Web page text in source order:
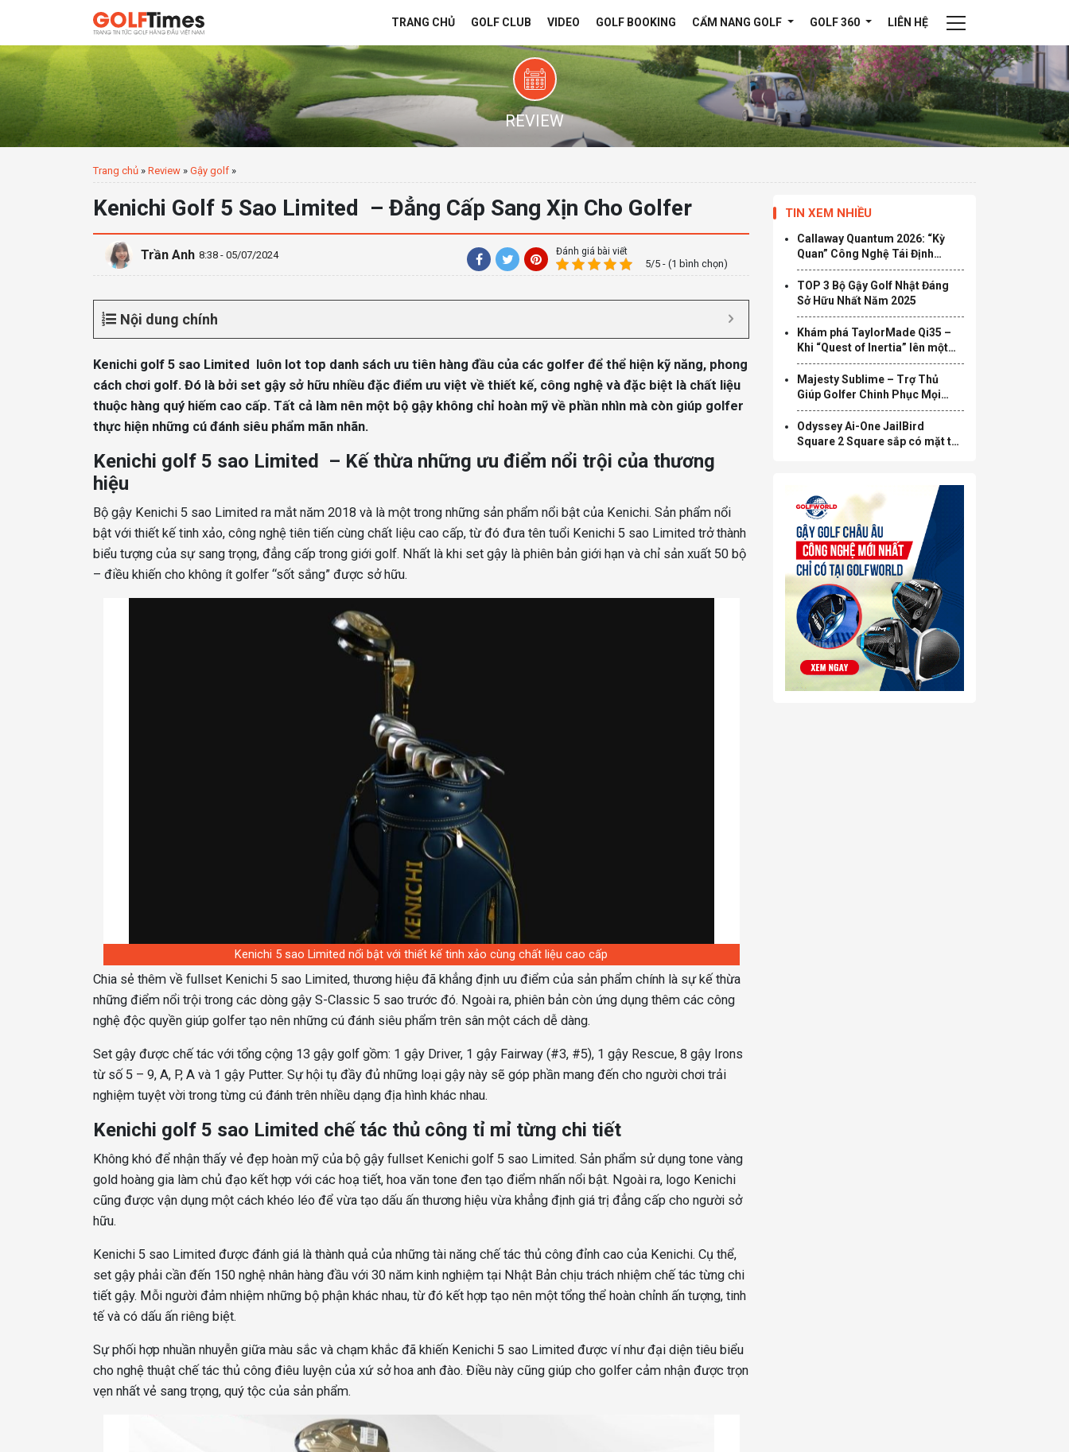
TRANG CHỦ GOLF CLUB VIDEO GOLF BOOKING CẨM NANG GOLF GOLF 360 LIÊN HỆ
REVIEW
Trang chủ » Review » Gậy golf »
Kenichi Golf 5 Sao Limited – Đẳng Cấp Sang Xịn Cho Golfer
Trần Anh 8:38 - 05/07/2024 Đánh giá bài viết
5/5 - (1 bình chọn)
Nội dung chính
Kenichi golf 5 sao Limited luôn lot top danh sách ưu tiên hàng đầu của các golfer để thể hiện kỹ năng, phong
cách chơi golf. Đó là bởi set gậy sở hữu nhiều đặc điểm ưu việt về thiết kế, công nghệ và đặc biệt là chất liệu
thuộc hàng quý hiếm cao cấp. Tất cả làm nên một bộ gậy không chỉ hoàn mỹ về phần nhìn mà còn giúp golfer
thực hiện những cú đánh siêu phẩm mãn nhãn.
Kenichi golf 5 sao Limited – Kế thừa những ưu điểm nổi trội của thương
hiệu
Bộ gậy Kenichi 5 sao Limited ra mắt năm 2018 và là một trong những sản phẩm nổi bật của Kenichi. Sản phẩm nổi
bật với thiết kế tinh xảo, công nghệ tiên tiến cùng chất liệu cao cấp, từ đó đưa tên tuổi Kenichi 5 sao Limited trở thành
biểu tượng của sự sang trọng, đẳng cấp trong giới golf. Nhất là khi set gậy là phiên bản giới hạn và chỉ sản xuất 50 bộ
– điều khiến cho không ít golfer “sốt sắng” được sở hữu.
Kenichi 5 sao Limited nổi bật với thiết kế tinh xảo cùng chất liệu cao cấp
Chia sẻ thêm về fullset Kenichi 5 sao Limited, thương hiệu đã khẳng định ưu điểm của sản phẩm chính là sự kế thừa
những điểm nổi trội trong các dòng gậy S-Classic 5 sao trước đó. Ngoài ra, phiên bản còn ứng dụng thêm các công
nghệ độc quyền giúp golfer tạo nên những cú đánh siêu phẩm trên sân một cách dễ dàng.
Set gậy được chế tác với tổng cộng 13 gậy golf gồm: 1 gậy Driver, 1 gậy Fairway (#3, #5), 1 gậy Rescue, 8 gậy Irons
từ số 5 – 9, A, P, A và 1 gậy Putter. Sự hội tụ đầy đủ những loại gậy này sẽ góp phần mang đến cho người chơi trải
nghiệm tuyệt vời trong từng cú đánh trên nhiều dạng địa hình khác nhau.
Kenichi golf 5 sao Limited chế tác thủ công tỉ mỉ từng chi tiết
Không khó để nhận thấy vẻ đẹp hoàn mỹ của bộ gậy fullset Kenichi golf 5 sao Limited. Sản phẩm sử dụng tone vàng
gold hoàng gia làm chủ đạo kết hợp với các hoạ tiết, hoa văn tone đen tạo điểm nhấn nổi bật. Ngoài ra, logo Kenichi
cũng được vận dụng một cách khéo léo để vừa tạo dấu ấn thương hiệu vừa khẳng định giá trị đẳng cấp cho người sở
hữu.
Kenichi 5 sao Limited được đánh giá là thành quả của những tài năng chế tác thủ công đỉnh cao của Kenichi. Cụ thể,
set gậy phải cần đến 150 nghệ nhân hàng đầu với 30 năm kinh nghiệm tại Nhật Bản chịu trách nhiệm chế tác từng chi
tiết gậy. Mỗi người đảm nhiệm những bộ phận khác nhau, từ đó kết hợp tạo nên một tổng thể hoàn chỉnh ấn tượng, tinh
tế và có dấu ấn riêng biệt.
Sự phối hợp nhuần nhuyễn giữa màu sắc và chạm khắc đã khiến Kenichi 5 sao Limited được ví như đại diện tiêu biểu
cho nghệ thuật chế tác thủ công điêu luyện của xứ sở hoa anh đào. Điều này cũng giúp cho golfer cảm nhận được trọn
vẹn nhất vẻ sang trọng, quý tộc của sản phẩm.
TIN XEM NHIỀU
Callaway Quantum 2026: “Kỳ
Quan” Công Nghệ Tái Định
Nghĩa Giới Hạn Tốc Độ
TOP 3 Bộ Gậy Golf Nhật Đáng
Sở Hữu Nhất Năm 2025
Khám phá TaylorMade Qi35 –
Khi “Quest of Inertia” lên một
tầm cao mới
Majesty Sublime – Trợ Thủ
Giúp Golfer Chinh Phục Mọi
Green
Odyssey Ai-One JailBird
Square 2 Square sắp có mặt tại